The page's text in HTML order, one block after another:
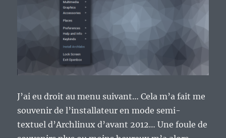
J’ai eu droit au menu suivant… Cela m’a fait me
souvenir de l’installateur en mode semi-
textuel d’Archlinux d’avant 2012… Une foule de